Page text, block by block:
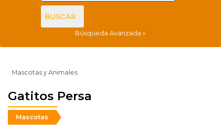
BUSCAR
Búsqueda Avanzada
Mascotas y Animales
Gatitos Persa
Mascotas